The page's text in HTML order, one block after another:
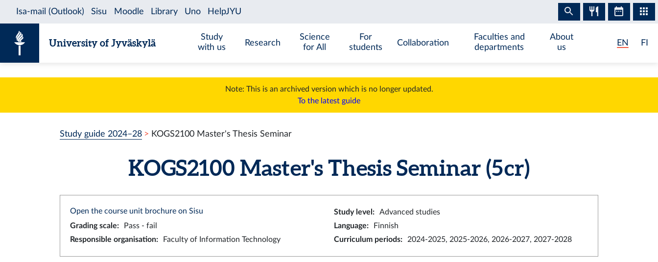
University of Jyväskylä
Study
with us
Research
Science
for All
For
students
Collaboration
Faculties and
departments
About
us
EN FI
Note: This is an archived version which is no longer updated.
To the latest guide
Study guide 2024–28 KOGS2100 Master's Thesis Seminar
KOGS2100 Master's Thesis Seminar (5 cr)
Open the course unit brochure on Sisu Study level :
Advanced studies
Grading scale: Pass - fail Language:
Finnish
Responsible organisation: Faculty of Information Technology Curriculum periods: 2024-2025, 2025-2026, 2026-2027, 2027-2028